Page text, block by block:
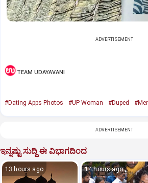
ADVERTISEMENT
TEAM UDAYAVANI
#Dating Apps Photos #UP Woman #Duped
ADVERTISEMENT
ಇನ್ನಷ್ಟು ಸುದ್ದಿ ಈ ವಿಭಾಗದಿಂದ
13 hours ago 14 hours ago